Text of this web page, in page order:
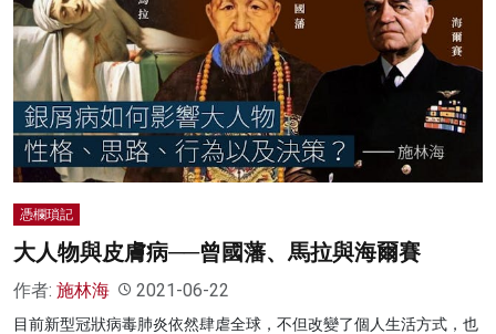
憑欄瑣記
大人物與皮膚病──曾國藩、馬拉與海爾賽
作者: 施林海 2021-06-22
目前新型冠狀病毒肺炎依然肆虐全球，不但改變了個人生活方式，也